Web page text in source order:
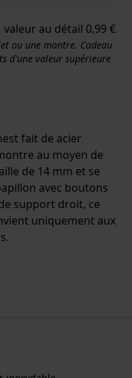
valeur au détail 0,99 €
ou une montre. Cadeau
d'une valeur supérieure
fait de acier
au moyen de
de 14 mm et se
avec boutons
support droit, ce
uniquement aux